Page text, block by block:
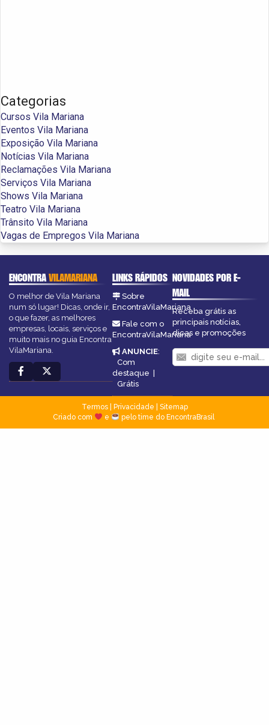
Categorias
Cursos Vila Mariana
Eventos Vila Mariana
Exposição Vila Mariana
Notícias Vila Mariana
Reclamações Vila Mariana
Serviços Vila Mariana
Shows Vila Mariana
Teatro Vila Mariana
Trânsito Vila Mariana
Vagas de Empregos Vila Mariana
ENCONTRAVILAMARIANA
O melhor de Vila Mariana
num só lugar! Dicas, onde ir,
o que fazer, as melhores
empresas, locais, serviços e
muito mais no guia Encontra
VilaMariana.
LINKS RÁPIDOS
Sobre
EncontraVilaMariana
Fale com o
EncontraVilaMariana
ANUNCIE:
Com
destaque |
Grátis
NOVIDADES POR E-
MAIL
Receba grátis as
principais notícias,
dicas e promoções
Termos| Privacidade
Sitemap
Criado com
e pelo time do EncontraBrasil